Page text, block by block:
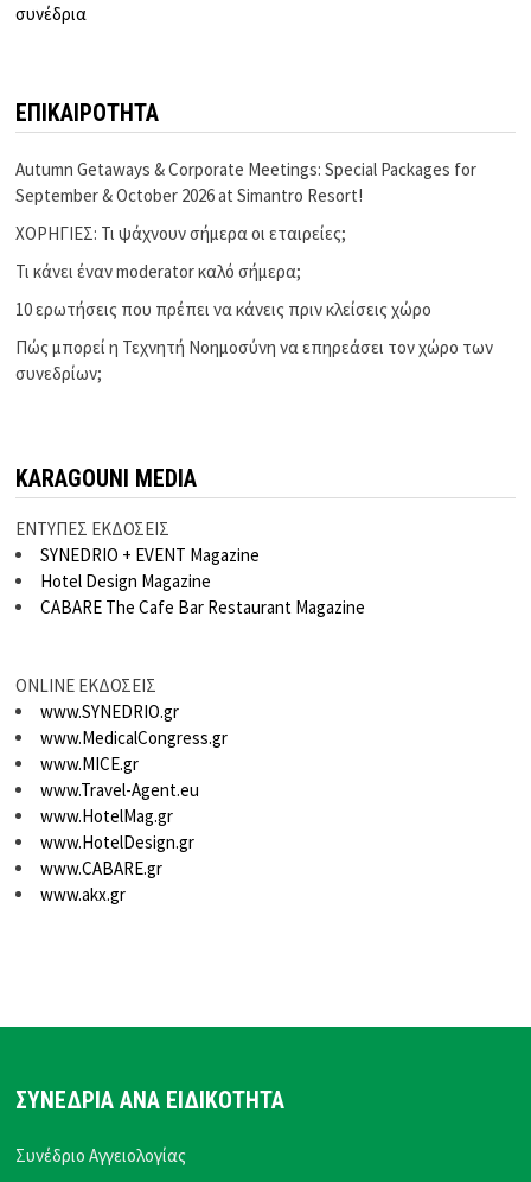
συνέδρια
ΕΠΙΚΑΙΡΟΤΗΤΑ
Autumn Getaways & Corporate Meetings: Special Packages for
September & October 2026 at Simantro Resort!
ΧΟΡΗΓΙΕΣ: Τι ψάχνουν σήμερα οι εταιρείες;
Τι κάνει έναν moderator καλό σήμερα;
10 ερωτήσεις που πρέπει να κάνεις πριν κλείσεις χώρο
Πώς μπορεί η Τεχνητή Νοημοσύνη να επηρεάσει τον χώρο των
συνεδρίων;
KARAGOUNI MEDIA
ΕΝΤΥΠΕΣ ΕΚΔΟΣΕΙΣ
SYNEDRIO + EVENT Magazine
Hotel Design Magazine
CABARE The Cafe Bar Restaurant Magazine
ONLINE ΕΚΔΟΣΕΙΣ
www.SYNEDRIO.gr
www.MedicalCongress.gr
www.MICE.gr
www.Travel-Agent.eu
www.HotelMag.gr
www.HotelDesign.gr
www.CABARE.gr
www.akx.gr
ΣΥΝΕΔΡΙΑ ΑΝΑ ΕΙΔΙΚΟΤΗΤΑ
Συνέδριο Αγγειολογίας